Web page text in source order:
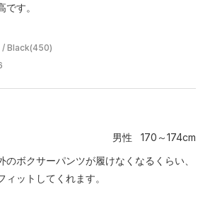
す。
/ Black(450)
男性 170～174cm
のボクサーパンツが履けなくなるくらい、
ットしてくれます。